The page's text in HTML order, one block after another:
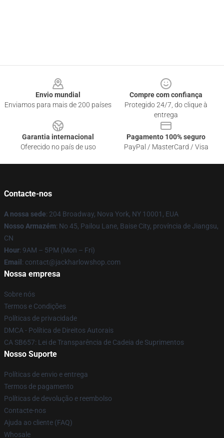
Envio mundial
Enviamos para mais de 200 países
Compre com confiança
Protegido 24/7, do clique à
entrega
Garantia internacional
Oferecido no país de uso
Pagamento 100% seguro
PayPal / MasterCard / Visa
Contacte-nos
A nossa sede: 204 Broadway, Nova York, NY 10001, EUA
Nosso Armazém: No 45, Pailou Lane, Baise City, província de Jiangsu,
CN
Hour: 9AM – 5PM (Mon – Fri)
Email : contact@jackharlowshop.com
Nossa empresa
Sobre nós
Termos e Condições
Políticas de privacidade
DMCA - Política de Direitos Autorais
CA SB657: Lei de Transparência de Cadeia de Suprimentos
Nosso Suporte
Políticas de envio e entrega
Termos de pagamento
Políticas de devolução e reembolso
Contacte-nos
Ajuda ao cliente (FAQ)
Whosale